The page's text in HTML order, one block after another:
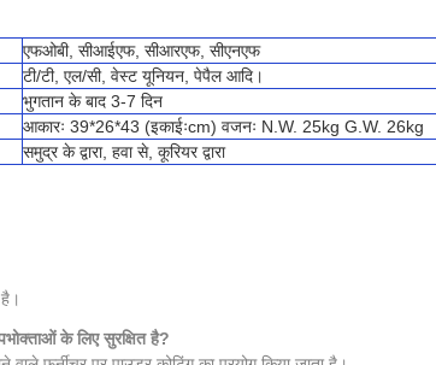
एफओबी, सीआईएफ, सीआरएफ, सीएनएफ
टी/टी, एल/सी, वेस्ट यूनियन, पेपैल आदि।
भुगतान के बाद 3-7 दिन
आकारः 39*26*43 (इकाईःcm) वजनः N.W. 25kg G.W. 26kg
समुद्र के द्वारा, हवा से, कूरियर द्वारा
के लिए सुरक्षित है?